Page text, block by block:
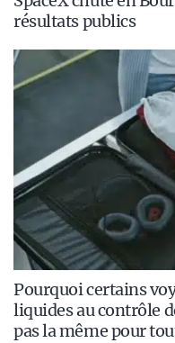
résultats publics
Pourquoi certains
liquides au contrôle
pas la même pour